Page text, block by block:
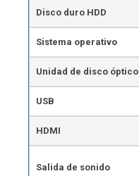
Disco duro HDD
Sistema operativo
Unidad de disco óptico
USB
HDMI
Salida de sonido